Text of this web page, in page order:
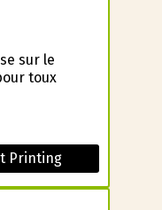
sur le
toux
Printing